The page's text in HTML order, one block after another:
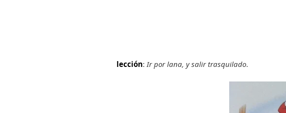
lección:Ir por lana, y salir trasquilado.